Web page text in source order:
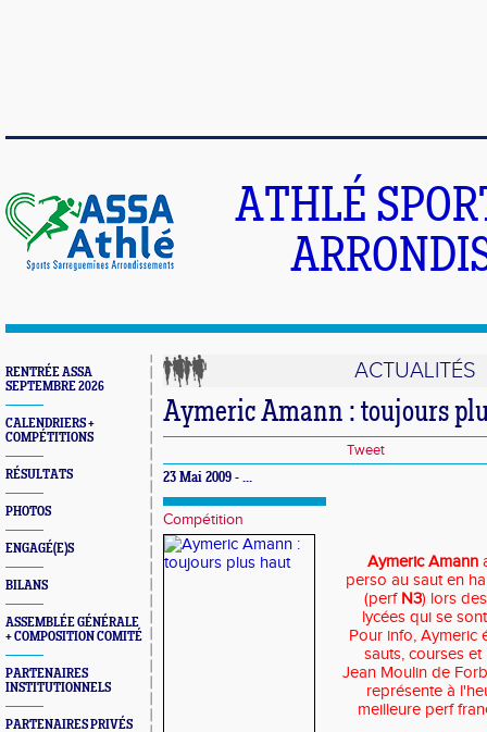
ATHLÉ
RENTRÉE ASSA
SEPTEMBRE 2026
CALENDRIERS +
COMPÉTITIONS
RÉSULTATS
PHOTOS
ENGAGÉ(E)S
BILANS
ASSEMBLÉE GÉNÉRALE
+ COMPOSITION COMITÉ
PARTENAIRES
INSTITUTIONNELS
PARTENAIRES PRIVÉS
ACTUALITÉS
Aymeric Amann : toujours
Tweet
23 Mai 2009 - ...
Compétition
Aymeric Amann
perso au saut en
(perfN3) lors
lycées qui se
Pour info, Aymeric
sauts, courses
Jean Moulin de
représente à
meilleure perf